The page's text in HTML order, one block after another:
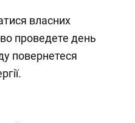
власних
проведете день
повернетеся